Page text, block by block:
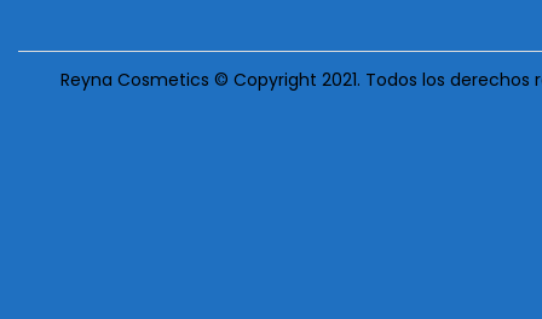
Reyna Cosmetics © Copyright 2021. Todos los derechos